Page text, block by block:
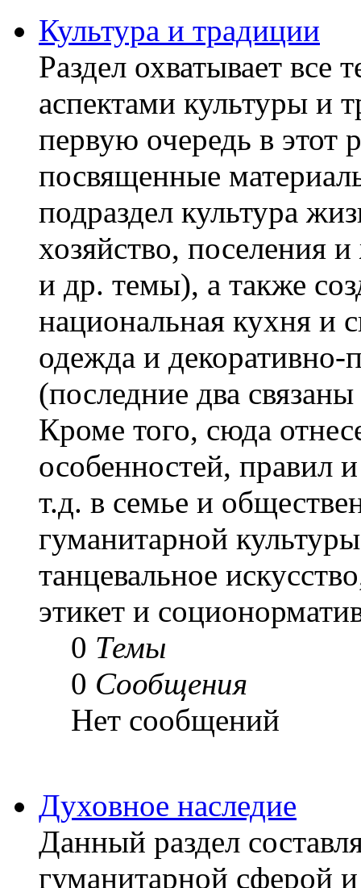
Культура и традиции
Раздел охватывает все
аспектами культуры и
первую очередь в этот
посвященные
подраздел культура
хозяйство, поселения
и др. темы), а также
национальная кухня и
одежда и декоративно-
(последние два
Кроме того, сюда
особенностей, правил
т.д. в семье и
гуманитарной
танцевальное
этикет и
0 Темы
0 Сообщения
Нет сообщений
Духовное наследие
Данный раздел
гуманитарной сферой